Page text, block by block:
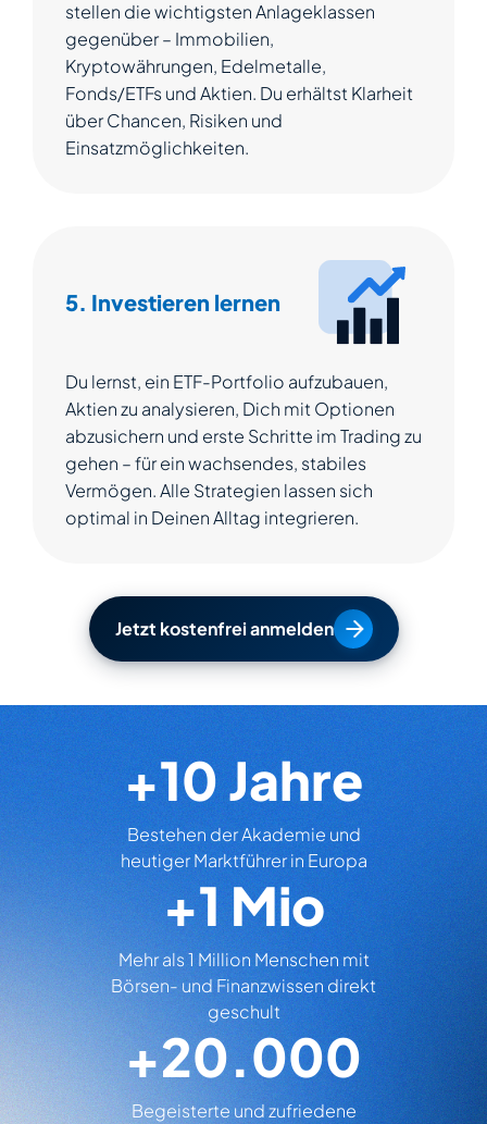
stellen die wichtigsten Anlageklassen
gegenüber – Immobilien,
Kryptowährungen, Edelmetalle,
Fonds/ETFs und Aktien. Du erhältst Klarheit
über Chancen, Risiken und
Einsatzmöglichkeiten.
5. Investieren lernen
Du lernst, ein ETF-Portfolio aufzubauen,
Aktien zu analysieren, Dich mit Optionen
abzusichern und erste Schritte im Trading zu
gehen – für ein wachsendes, stabiles
Vermögen. Alle Strategien lassen sich
optimal in Deinen Alltag integrieren.
Jetzt kostenfrei anmelden
+10Jahre
Bestehen der Akademie und
heutiger Marktführer in Europa
+1Mio
Mehr als 1 Million Menschen mit
Börsen- und Finanzwissen direkt
geschult
+20.000
Begeisterte und zufriedene